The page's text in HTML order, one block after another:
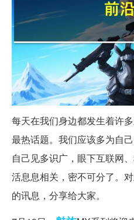
每天在我们身边都发生着许
最热话题。我们应该多为自
自己见多识广，眼下互联网
活息息相关，密不可分了。
的讯息，分享给大家。